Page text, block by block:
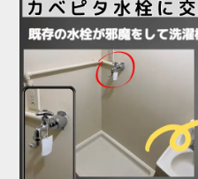
法ギリギリで、水栓位置
扉が障害物となって搬入
め、扉を丁寧に取り外し
に設置。その後、扉を元
ーズに作業を完了しまし
濯機設置費用と扉の脱着
「最初はどうなるかと